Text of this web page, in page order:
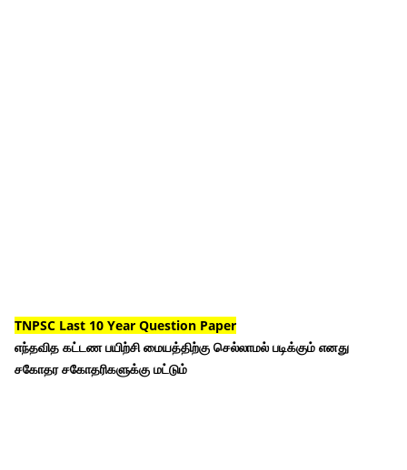
TNPSC Last 10 Year Question Paper
எந்தவித கட்டண பயிற்சி மையத்திற்கு செல்லாமல் படிக்கும் எனது
சகோதர சகோதரிகளுக்கு மட்டும்